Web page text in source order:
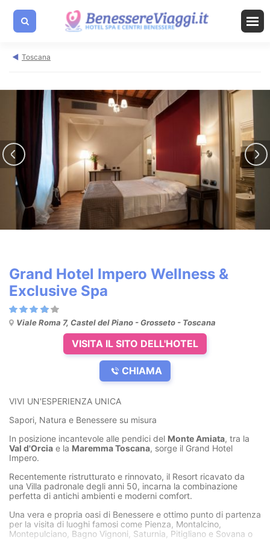
Toscana
Grand Hotel Impero Wellness &
Exclusive Spa
Viale Roma 7, Castel del Piano - Grosseto - Toscana
VISITA IL SITO DELL'HOTEL
CHIAMA
VIVI UN'ESPERIENZA UNICA
Sapori, Natura e Benessere su misura
In posizione incantevole alle pendici del Monte Amiata, tra la
Val d'Orcia e la Maremma Toscana, sorge il Grand Hotel
Impero.
Recentemente ristrutturato e rinnovato, il Resort ricavato da
una Villa padronale degli anni 50, incarna la combinazione
perfetta di antichi ambienti e moderni comfort.
Una vera e propria oasi di Benessere e ottimo punto di partenza
per la visita di luoghi famosi come Pienza, Montalcino,
Montepulciano, Bagno Vignoni, Saturnia, Pitigliano e Sovana o